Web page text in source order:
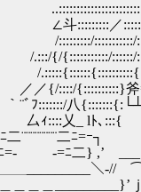
:メ､
=ﾐ､ {:/
｀ }:
〈/{ﾉ
ﾆ=ｰ┐ }゛{
二} ,’ ___
＼-// ⌒´
ｊ=-